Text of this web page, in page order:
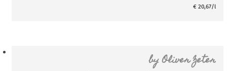
€ 20,67/l
byOliver Zeter